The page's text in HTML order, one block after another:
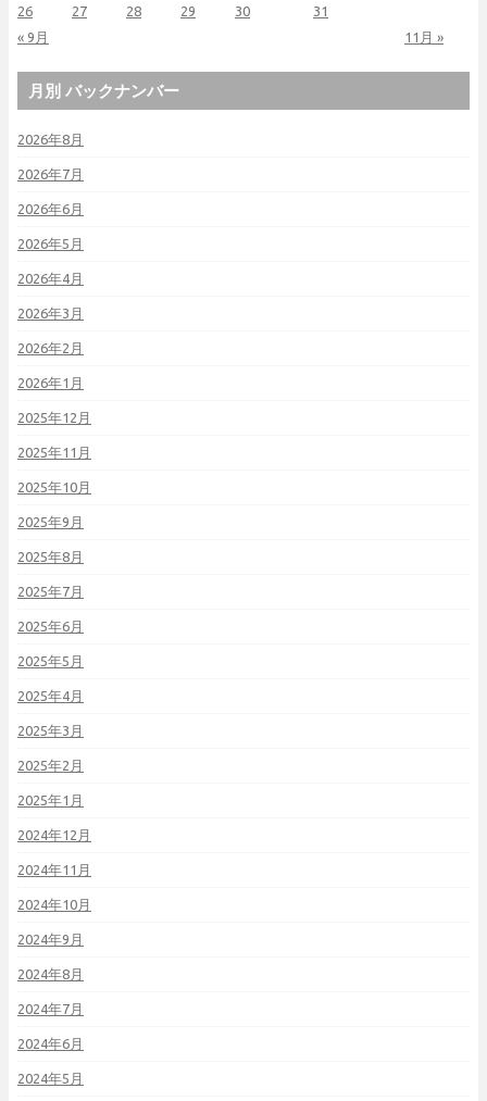
« 9月 11月 »
26
27 28 29 30 31
月別 バックナンバー
2026年8月
2026年7月
2026年6月
2026年5月
2026年4月
2026年3月
2026年2月
2026年1月
2025年12月
2025年11月
2025年10月
2025年9月
2025年8月
2025年7月
2025年6月
2025年5月
2025年4月
2025年3月
2025年2月
2025年1月
2024年12月
2024年11月
2024年10月
2024年9月
2024年8月
2024年7月
2024年6月
2024年5月